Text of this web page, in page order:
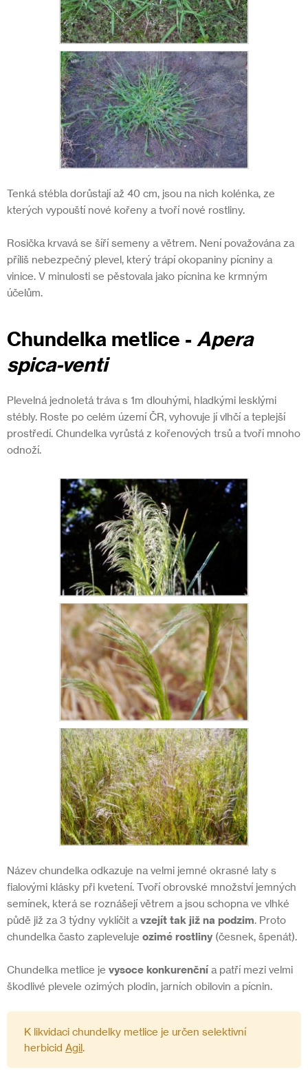
Tenká stébla dorůstají až 40 cm, jsou na nich kolénka, ze
kterých vypouští nové kořeny a tvoří nové rostliny.
Rosička krvavá se šíří semeny a větrem. Není považována za
příliš nebezpečný plevel, který trápí okopaniny pícniny a
vinice. V minulosti se pěstovala jako pícnina ke krmným
účelům.
Chundelka metlice - Apera
spica-venti
Plevelná jednoletá tráva s 1m dlouhými, hladkými lesklými
stébly. Roste po celém území ČR, vyhovuje jí vlhčí a teplejší
prostředí. Chundelka vyrůstá z kořenových trsů a tvoří mnoho
odnoží.
Název chundelka odkazuje na velmi jemné okrasné laty s
fialovými klásky při kvetení. Tvoří obrovské množství jemných
semínek, která se roznášejí větrem a jsou schopna ve vlhké
půdě již za 3 týdny vyklíčit a vzejít tak již na podzim. Proto
chundelka často zapleveluje ozimé rostliny (česnek, špenát).
Chundelka metlice je vysoce konkurenčnía patří mezi velmi
škodlivé plevele ozimých plodin, jarních obilovin a pícnin.
K likvidaci chundelky metlice je určen selektivní
herbicid Agil.